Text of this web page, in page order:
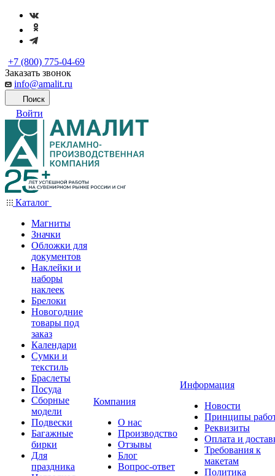
+7 (800) 775-04-69
Заказать звонок
info@amalit.ru
Поиск
Войти
Каталог
Магниты
Значки
Обложки для
документов
Наклейки и
наборы
наклеек
Брелоки
Новогодние
товары под
заказ
Календари
Сумки и
текстиль
Браслеты
Посуда
Сборные
модели
Подвески
Багажные
бирки
Для
праздника
Компания
О нас
Производство
Отзывы
Блог
Вопрос-ответ
Информация
Новости
Принципы
Реквизиты
Оплата и
Требования к
макетам
Политика